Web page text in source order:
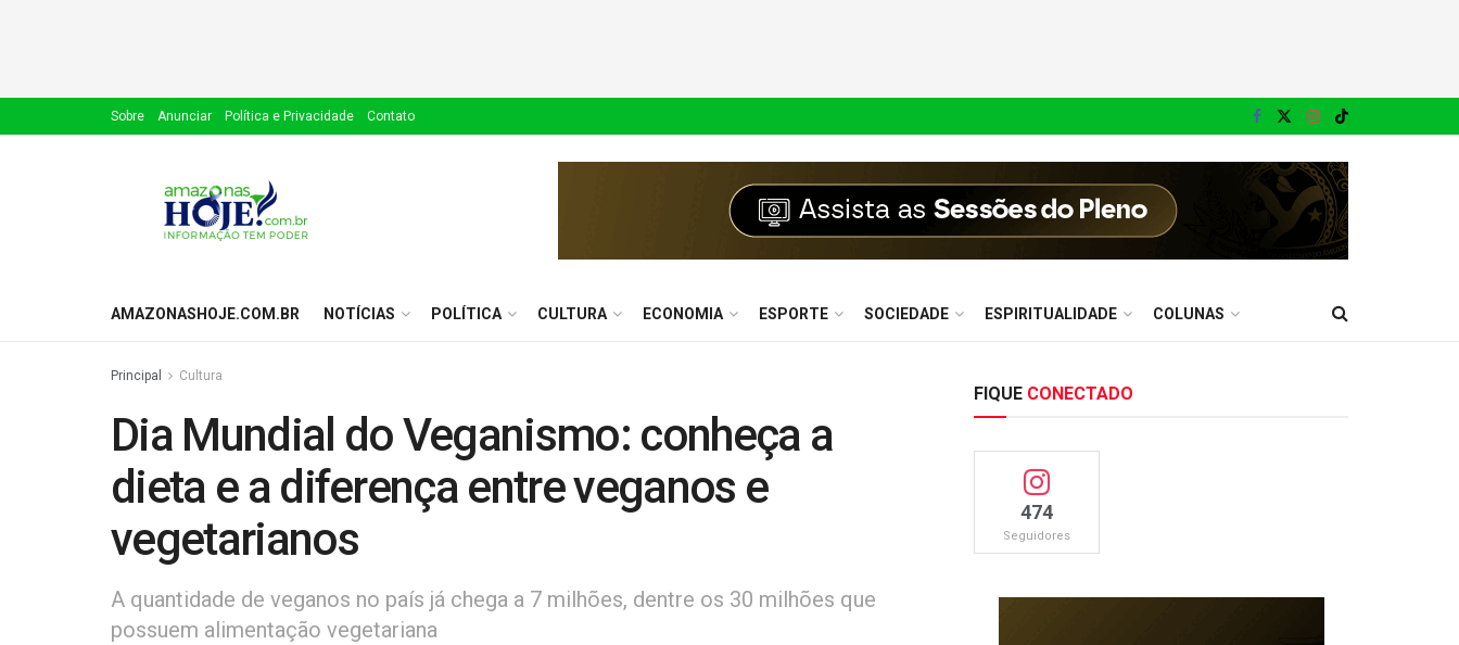
Sobre Anunciar Política e Privacidade Contato
AMAZONASHOJE.COM.BR NOTÍCIAS POLÍTICA CULTURA ECONOMIA ESPORTE SOCIEDADE ESPIRITUALIDADE COLUNAS
Principal Cultura
Dia Mundial do Veganismo: conheça a
dieta e a diferença entre veganos e
vegetarianos
A quantidade de veganos no país já chega a 7 milhões, dentre os 30 milhões que
possuem alimentação vegetariana
FIQUE CONECTADO
474
Seguidores